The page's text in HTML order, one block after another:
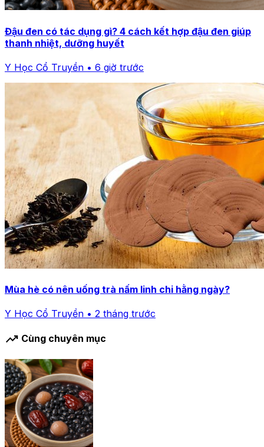
Đậu đen có tác dụng gì? 4 cách kết hợp đậu đen giúp
thanh nhiệt, dưỡng huyết
Y Học Cổ Truyền • 6 giờ trước
Mùa hè có nên uống trà nấm linh chi hằng ngày?
Y Học Cổ Truyền • 2 tháng trước
trending_up Cùng chuyên mục